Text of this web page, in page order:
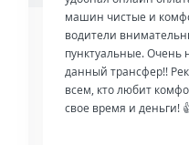
машин чистые и
водители
пунктуальные. Очень
данный трансфер!!
всем, кто любит
свое время и деньги!